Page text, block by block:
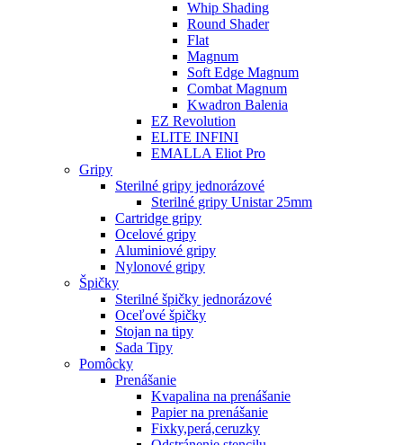
Whip Shading
Round Shader
Flat
Magnum
Soft Edge Magnum
Combat Magnum
Kwadron Balenia
EZ Revolution
ELITE INFINI
EMALLA Eliot Pro
Gripy
Sterilné gripy jednorázové
Sterilné gripy Unistar 25mm
Cartridge gripy
Ocelové gripy
Aluminiové gripy
Nylonové gripy
Špičky
Sterilné špičky jednorázové
Oceľové špičky
Stojan na tipy
Sada Tipy
Pomôcky
Prenášanie
Kvapalina na prenášanie
Papier na prenášanie
Fixky,perá,ceruzky